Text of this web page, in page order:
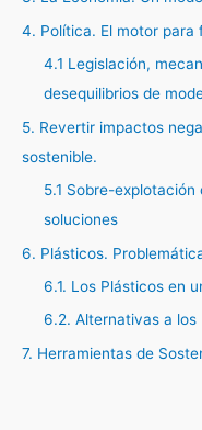
4. Política. El motor para
4.1 Legislación,
desequilibrios de
5. Revertir impactos
sostenible.
5.1 Sobre-
soluciones
6. Plásticos.
6.1. Los Plásticos en
6.2. Alternativas a los
7. Herramientas de